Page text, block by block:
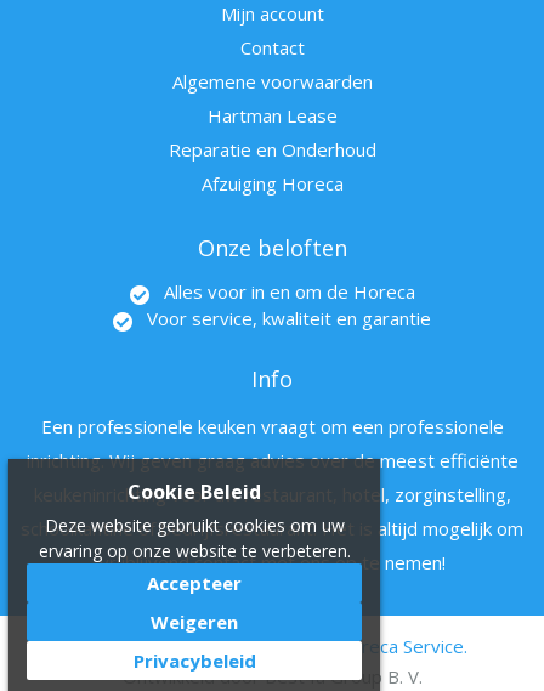
Mijn account
Contact
Algemene voorwaarden
Hartman Lease
Reparatie en Onderhoud
Afzuiging Horeca
Onze beloften
Alles voor in en om de Horeca
Voor service, kwaliteit en garantie
Info
Een professionele keuken vraagt om een professionele
inrichting. Wij geven graag advies over de meest efficiënte
keukeninrichting voor uw restaurant, hotel, zorginstelling,
schoolkantine of bedrijfsrestaurant. Het is altijd mogelijk om
vrijblijvend contact met ons op te nemen!
© 2011 - 2022 Hartman en zn Horeca Service.
Ontwikkeld doorBest4u Group B. V.
Cookie Beleid
Deze website gebruikt cookies om uw
ervaring op onze website te verbeteren.
Accepteer
Weigeren
Privacybeleid